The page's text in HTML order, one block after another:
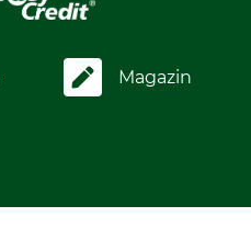
Magazin